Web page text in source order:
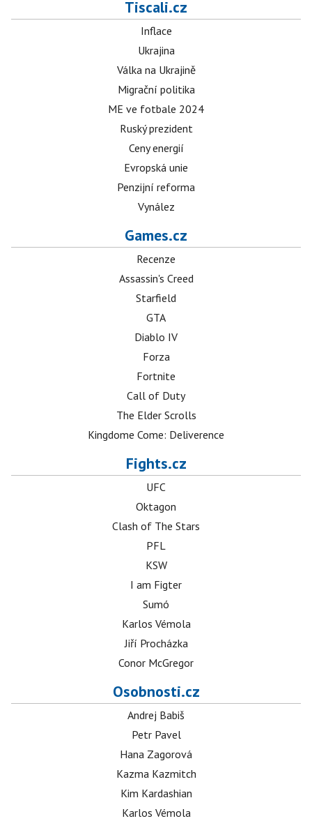
Tiscali.cz
Inflace
Ukrajina
Válka na Ukrajině
Migrační politika
ME ve fotbale 2024
Ruský prezident
Ceny energií
Evropská unie
Penzijní reforma
Vynález
Games.cz
Recenze
Assassin's Creed
Starfield
GTA
Diablo IV
Forza
Fortnite
Call of Duty
The Elder Scrolls
Kingdome Come: Deliverence
Fights.cz
UFC
Oktagon
Clash of The Stars
PFL
KSW
I am Figter
Sumó
Karlos Vémola
Jiří Procházka
Conor McGregor
Osobnosti.cz
Andrej Babiš
Petr Pavel
Hana Zagorová
Kazma Kazmitch
Kim Kardashian
Karlos Vémola